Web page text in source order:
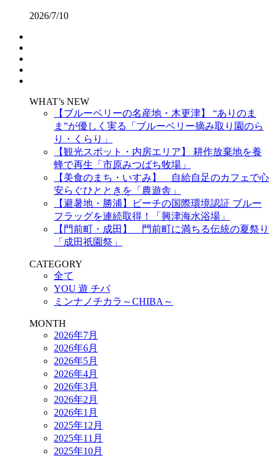
2026/7/10
WHAT’s NEW
【ブルーベリーの名産地・木更津】 “ありのま
ま”が優しく実る「ブルーベリー摘み取り園のら
り・くらり」
【観光スポット・内房エリア】 耕作放棄地を養
蜂で再生「市原みつばち牧場」
【美食のまち・いすみ】 自給自足のカフェで心
安らぐひとときを「農遊舎」
【避暑地・勝浦】ビーチの国際環境認証 ブルー
フラッグを連続取得！「興津海水浴場」
【門前町・成田】 門前町に満ちる伝統の夏祭り
「成田祇園祭」
CATEGORY
全て
YOU 遊 チバ
ミンナノチカラ～CHIBA～
MONTH
2026年7月
2026年6月
2026年5月
2026年4月
2026年3月
2026年2月
2026年1月
2025年12月
2025年11月
2025年10月